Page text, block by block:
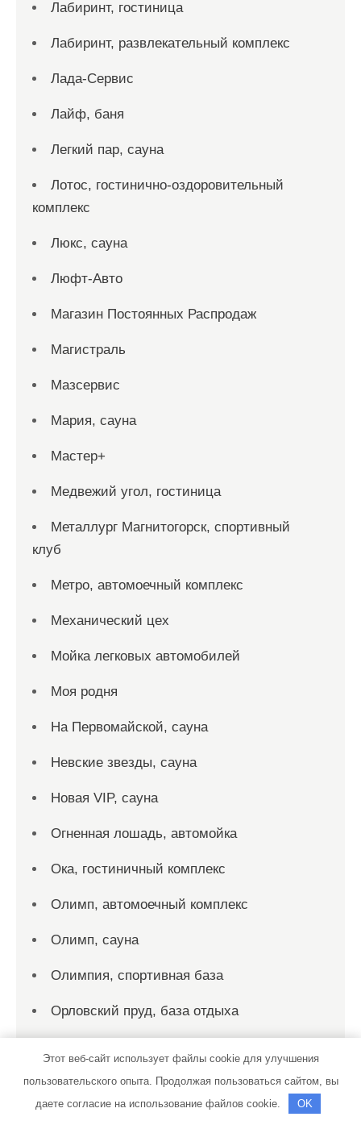
Лабиринт, гостиница
Лабиринт, развлекательный комплекс
Лада-Сервис
Лайф, баня
Легкий пар, сауна
Лотос, гостинично-оздоровительный
комплекс
Люкс, сауна
Люфт-Авто
Магазин Постоянных Распродаж
Магистраль
Мазсервис
Мария, сауна
Мастер+
Медвежий угол, гостиница
Металлург Магнитогорск, спортивный
клуб
Метро, автомоечный комплекс
Механический цех
Мойка легковых автомобилей
Моя родня
На Первомайской, сауна
Невские звезды, сауна
Новая VIP, сауна
Огненная лошадь, автомойка
Ока, гостиничный комплекс
Олимп, автомоечный комплекс
Олимп, сауна
Олимпия, спортивная база
Орловский пруд, база отдыха
Павловские бани
Этот веб-сайт использует файлы cookie для улучшения
пользовательского опыта. Продолжая пользоваться сайтом, вы
даете согласие на использование файлов cookie.
OK